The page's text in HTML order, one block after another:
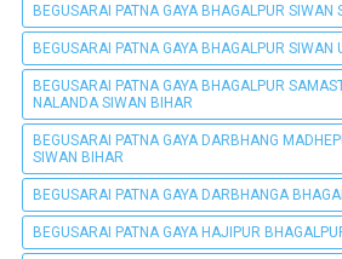
BEGUSARAI PATNA GAYA BHAGALPUR SIWAN
BEGUSARAI PATNA GAYA BHAGALPUR SIWAN
BEGUSARAI PATNA GAYA BHAGALPUR
NALANDA SIWAN BIHAR
BEGUSARAI PATNA GAYA DARBHANG
SIWAN BIHAR
BEGUSARAI PATNA GAYA DARBHANGA
BEGUSARAI PATNA GAYA HAJIPUR